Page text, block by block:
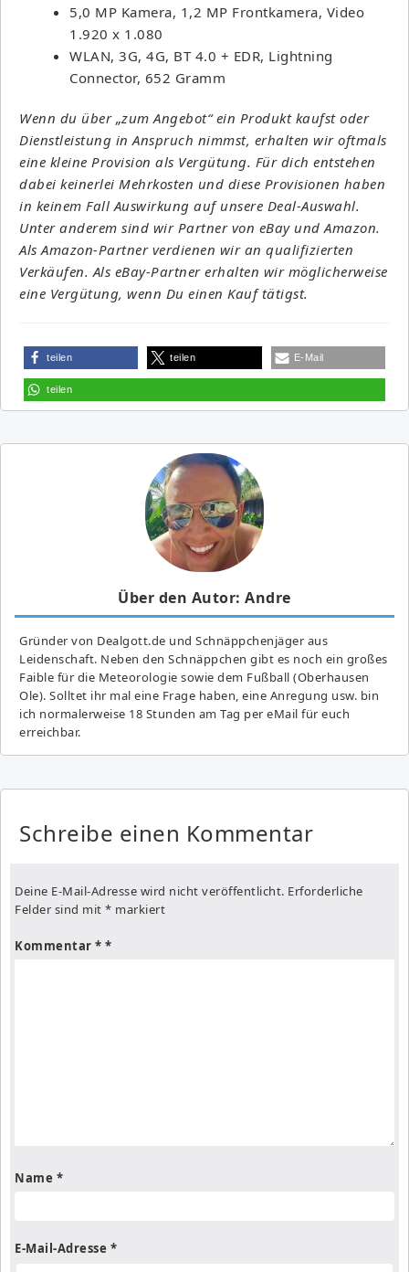
5,0 MP Kamera, 1,2 MP Frontkamera, Video
1.920 x 1.080
WLAN, 3G, 4G, BT 4.0 + EDR, Lightning
Connector, 652 Gramm
Wenn du über „zum Angebot“ ein Produkt kaufst oder
Dienstleistung in Anspruch nimmst, erhalten wir oftmals
eine kleine Provision als Vergütung. Für dich entstehen
dabei keinerlei Mehrkosten und diese Provisionen haben
in keinem Fall Auswirkung auf unsere Deal-Auswahl.
Unter anderem sind wir Partner von eBay und Amazon.
Als Amazon-Partner verdienen wir an qualifizierten
Verkäufen. Als eBay-Partner erhalten wir möglicherweise
eine Vergütung, wenn Du einen Kauf tätigst.
teilen teilen E-Mail
teilen
Über den Autor: Andre
Gründer von Dealgott.de und Schnäppchenjäger aus
Leidenschaft. Neben den Schnäppchen gibt es noch ein großes
Fai­ble für die Meteorologie sowie dem Fußball (Oberhausen
Ole). Solltet ihr mal eine Frage haben, eine Anregung usw. bin
ich normalerweise 18 Stunden am Tag per eMail für euch
erreichbar.
Schreibe einen Kommentar
Deine E-Mail-Adresse wird nicht veröffentlicht. Erforderliche
Felder sind mit * markiert
Kommentar *
Name *
E-Mail-Adresse *